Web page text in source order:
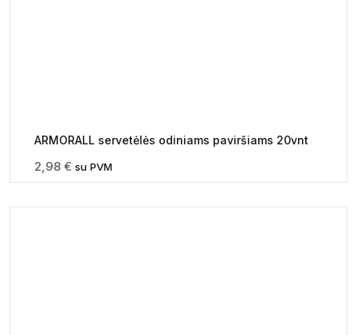
ARMORALL servetėlės odiniams paviršiams 20vnt
2,98 € su PVM